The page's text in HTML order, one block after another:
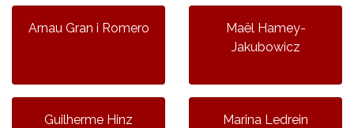
Arnau Gran i Romero
Maël Hamey-
Jakubowicz
Guilherme Hinz Marina Ledrein